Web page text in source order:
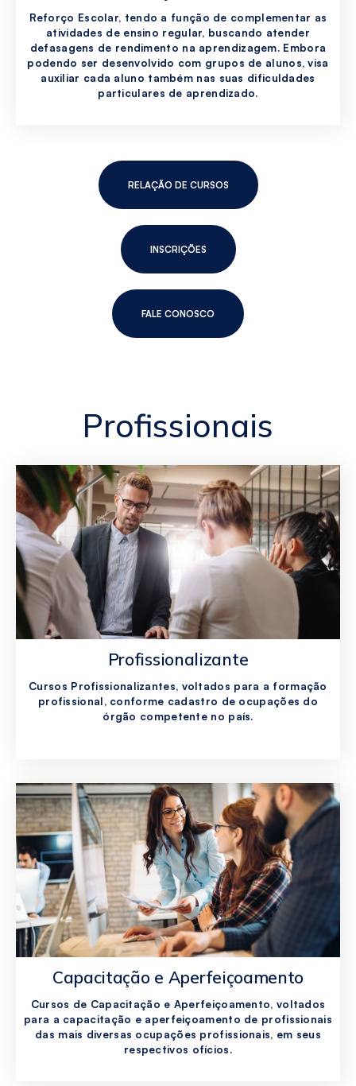
Reforço Escolar, tendo a função de complementar as
atividades de ensino regular, buscando atender
defasagens de rendimento na aprendizagem. Embora
podendo ser desenvolvido com grupos de alunos, visa
auxiliar cada aluno também nas suas dificuldades
particulares de aprendizado.
RELAÇÃO DE CURSOS
INSCRIÇÕES
FALE CONOSCO
Profissionais
Profissionalizante
Cursos Profissionalizantes, voltados para a formação
profissional, conforme cadastro de ocupações do
órgão competente no país.
Capacitação e Aperfeiçoamento
Cursos de Capacitação e Aperfeiçoamento, voltados
para a capacitação e aperfeiçoamento de profissionais
das mais diversas ocupações profissionais, em seus
respectivos ofícios.